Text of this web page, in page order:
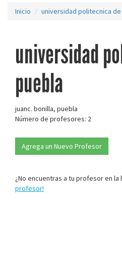
Inicio universidad politecnica
universidad
puebla
juanc. bonilla, puebla
Número de profesores: 2
Agrega un Nuevo Profesor
¿No encuentras a tu profesor en la
profesor!